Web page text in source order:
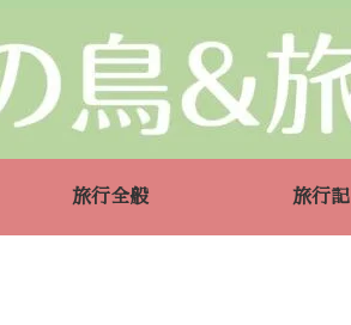
旅行全般 旅行記